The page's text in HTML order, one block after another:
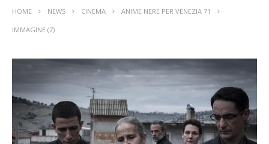
HOME NEWS CINEMA ANIME NERE PER VENEZIA 71
IMMAGINE (7)